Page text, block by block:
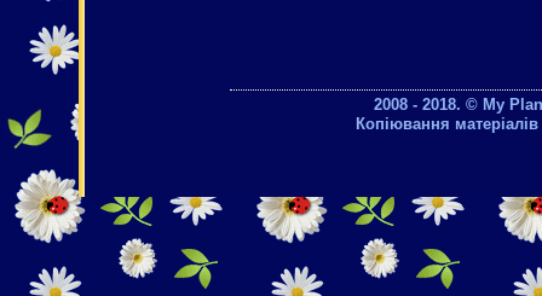
2008 - 2018. © My
Копіювання